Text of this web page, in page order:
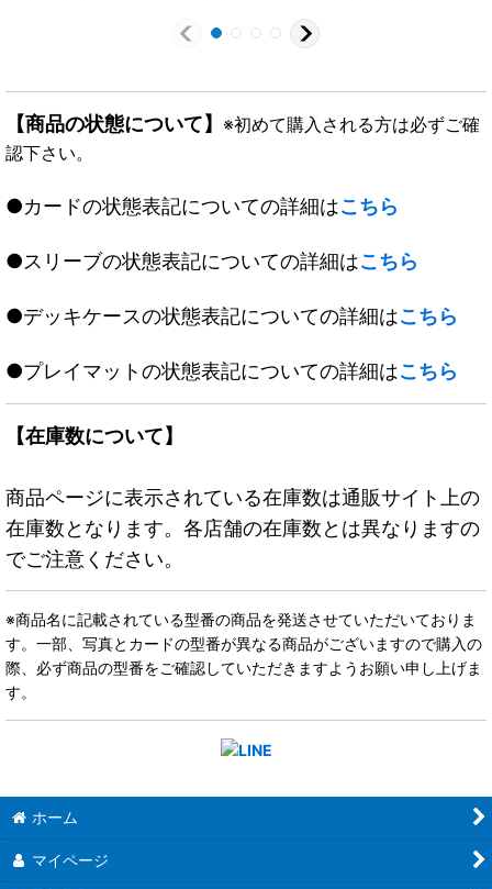
【商品の状態について】 ※初めて購入される方は必ずご確
認下さい。
●カードの状態表記についての詳細はこちら
●スリーブの状態表記についての詳細はこちら
●デッキケースの状態表記についての詳細はこちら
●プレイマットの状態表記についての詳細はこちら
【在庫数について】
商品ページに表示されている在庫数は通販サイト上の
在庫数となります。各店舗の在庫数とは異なりますの
でご注意ください。
※商品名に記載されている型番の商品を発送させていただいておりま
す。一部、写真とカードの型番が異なる商品がございますので購入の
際、必ず商品の型番をご確認していただきますようお願い申し上げま
す。
ホーム
マイページ